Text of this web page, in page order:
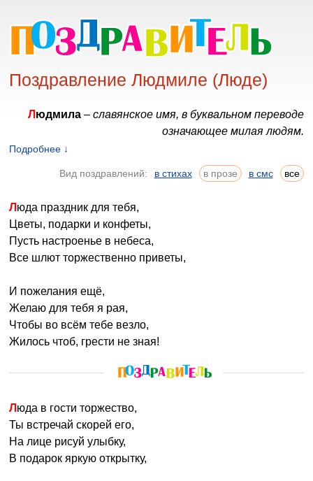
Поздравление Людмиле (Люде)
Людмила– славянское имя, в буквальном переводе
означающее милая людям.
имя Людмила. Первая версия говорит о
предков распространено мужское имя Людмил,
вероятно, именно благодаря ему появился женский
вариант. Вторая версия более романтичная и светлая –
имя Людмила возникло в эпоху Романтизма и означало
есть и признаки мужской силы, и мягкое обаяние
нежного и трепетного создания.
Людмила – человек энергичный, она всегда стремится
Люда является «заводилой» и общественным лидером,
женщины с таким именем идеально подходит
социальная работа, она отлично справится с задачей
врача, медсестры и педагога. Творческая жилка
поможет Люде добиться успеха в живописи или фото
Подробнее ↓
Вид поздравлений: в стихах в прозе в смс все
Люда праздник для тебя,
Цветы, подарки и конфеты,
Пусть настроенье в небеса,
Все шлют торжественно приветы,
И пожелания ещё,
Желаю для тебя я рая,
Чтобы во всём тебе везло,
Жилось чтоб, грести не зная!
Люда в гости торжество,
Ты встречай скорей его,
На лице рисуй улыбку,
В подарок яркую открытку,